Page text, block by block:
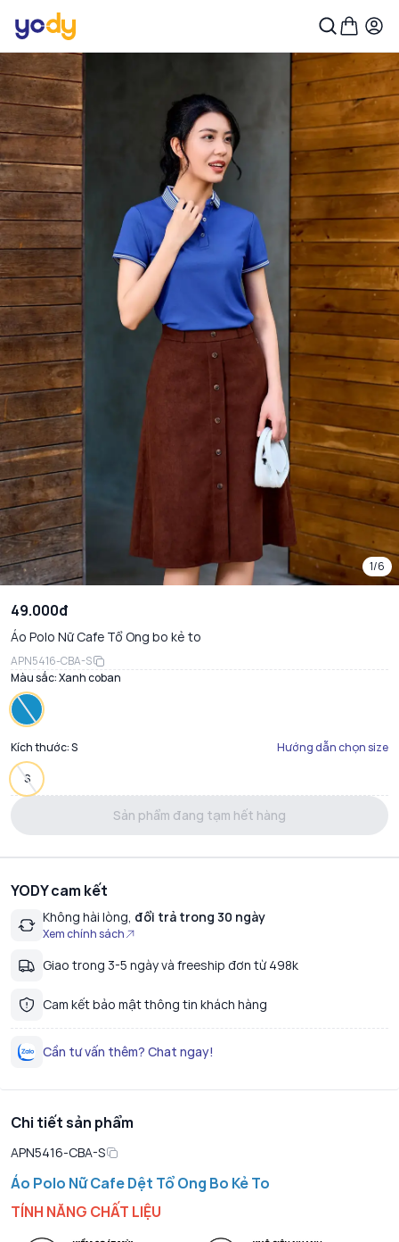
1/6
49.000đ
Áo Polo Nữ Cafe Tổ Ong bo kẻ to
APN5416-CBA-S
Màu sắc:Xanh coban
Kích thước:S Hướng dẫn chọn size
S
Sản phẩm đang tạm hết hàng
YODY cam kết
Không hài lòng, đổi trả trong 30 ngày
Xem chính sách
Giao trong 3-5 ngày và freeship đơn từ 498k
Cam kết bảo mật thông tin khách hàng
Cần tư vấn thêm? Chat ngay!
Chi tiết sản phẩm
APN5416-CBA-S
Áo Polo Nữ Cafe Dệt Tổ Ong Bo Kẻ To
TÍNH NĂNG CHẤT LIỆU